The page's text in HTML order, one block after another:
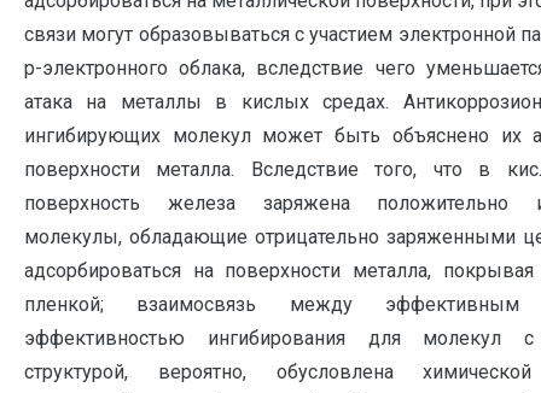
связи могут образовываться с участием электронной
p-электронного облака, вследствие чего
атака на металлы в кислых средах.
ингибирующих молекул может быть объяснено их
поверхности металла. Вследствие того, что в
поверхность железа заряжена положительно
молекулы, обладающие отрицательно заряженными
адсорбироваться на поверхности металла,
пленкой; взаимосвязь между
эффективностью ингибирования для молекул с
структурой, вероятно, обусловлена